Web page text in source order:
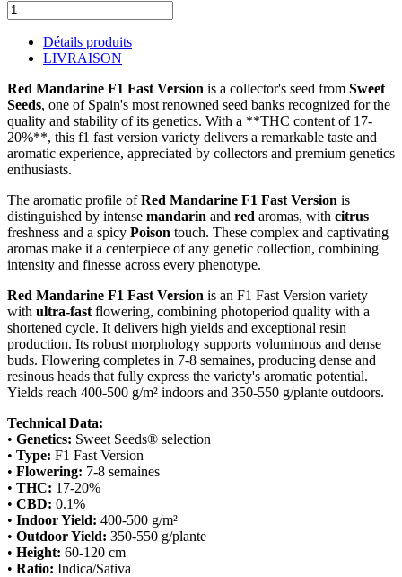
Détails produits
LIVRAISON
Red Mandarine F1 Fast Version is a collector's seed from Sweet
Seeds, one of Spain's most renowned seed banks recognized for the
quality and stability of its genetics. With a **THC content of 17-
20%**, this f1 fast version variety delivers a remarkable taste and
aromatic experience, appreciated by collectors and premium genetics
enthusiasts.
The aromatic profile ofRed Mandarine F1 Fast Version is
distinguished by intense mandarin and red aromas, with citrus
freshness and a spicy Poison touch. These complex and captivating
aromas make it a centerpiece of any genetic collection, combining
intensity and finesse across every phenotype.
Red Mandarine F1 Fast Version is an F1 Fast Version variety
with ultra-fast flowering, combining photoperiod quality with a
shortened cycle. It delivers high yields and exceptional resin
production. Its robust morphology supports voluminous and dense
buds. Flowering completes in 7-8 semaines, producing dense and
resinous heads that fully express the variety's aromatic potential.
Yields reach 400-500 g/m² indoors and 350-550 g/plante outdoors.
Technical Data:
• Genetics: Sweet Seeds® selection
• Type: F1 Fast Version
• Flowering: 7-8 semaines
• THC: 17-20%
• CBD: 0.1%
• Indoor Yield: 400-500 g/m²
• Outdoor Yield: 350-550 g/plante
• Height: 60-120 cm
• Ratio: Indica/Sativa